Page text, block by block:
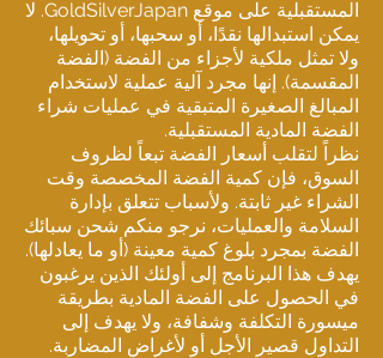
المستقبلية على موقع GoldSilverJapan. لا
يمكن استبدالها نقدًا، أو سحبها، أو تحويلها،
ولا تمثل ملكية لأجزاء من الفضة (الفضة
المقسمة). إنها مجرد آلية عملية لاستخدام
المبالغ الصغيرة المتبقية في عمليات شراء
الفضة المادية المستقبلية.
نظراً لتقلب أسعار الفضة تبعاً لظروف
السوق، فإن كمية الفضة المخصصة وقت
الشراء غير ثابتة. ولأسباب تتعلق بإدارة
السلامة والعمليات، نرجو منكم شحن سبائك
الفضة بمجرد بلوغ كمية معينة (أو ما يعادلها).
يهدف هذا البرنامج إلى أولئك الذين يرغبون
في الحصول على الفضة المادية بطريقة
ميسورة التكلفة وشفافة، ولا يهدف إلى
التداول قصير الأجل أو لأغراض المضاربة.